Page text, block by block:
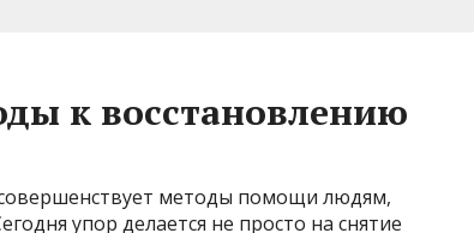
к восстановлению
методы помощи людям,
упор делается не просто на снятие